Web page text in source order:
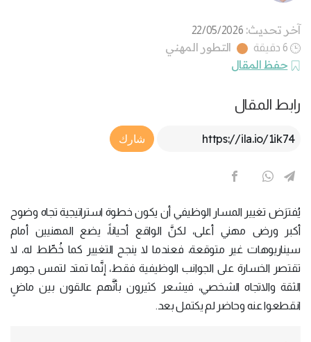
آخر تحديث: 22/05/2026
6 دقيقة
التطور المهني
حفظ المقال
رابط المقال
Article Link
شارك
يُفترَض تغيير المسار الوظيفي أن يكون خطوة استراتيجية تجاه وضوح
أكبر ورضى مهني أعلى، لكنَّ الواقع أحياناً، يضع المهنيين أمام
سيناريوهات غير متوقعة، فعندما لا ينجح التغيير كما خُطِّط له، لا
تقتصر الخسارة على الجوانب الوظيفية فقط، إنَّما تمتد لتمس جوهر
الثقة والاتجاه الشخصي، فيشعر كثيرون بأنَّهم عالقون بين ماضٍ
انقطعوا عنه وحاضر لم يكتمل بعد.